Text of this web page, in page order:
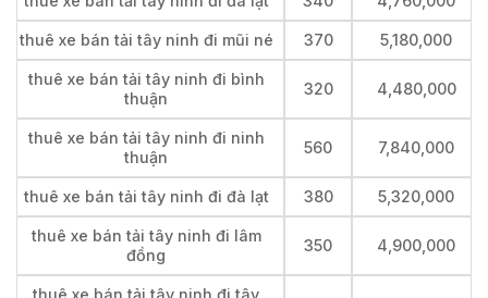
thuê xe bán tải tây ninh đi mũi né 370 5,180,000
thuê xe bán tải tây ninh đi bình
thuận
320 4,480,000
thuê xe bán tải tây ninh đi ninh
thuận
560 7,840,000
thuê xe bán tải tây ninh đi đà lạt 380 5,320,000
thuê xe bán tải tây ninh đi lâm
đồng
350 4,900,000
thuê xe bán tải tây ninh đi tây